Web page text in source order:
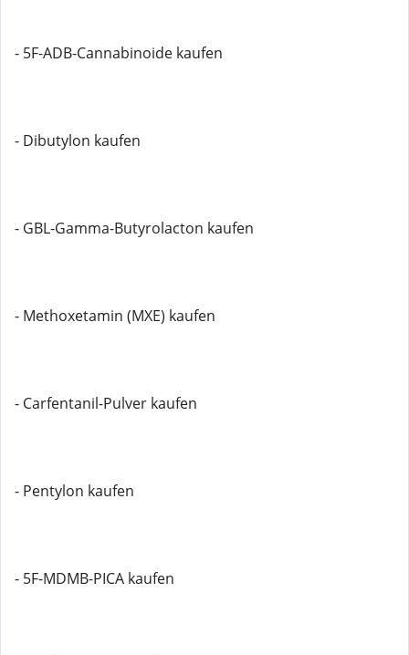
- 5F-ADB-Cannabinoide kaufen
- Dibutylon kaufen
- GBL-Gamma-Butyrolacton kaufen
- Methoxetamin (MXE) kaufen
- Carfentanil-Pulver kaufen
- Pentylon kaufen
- 5F-MDMB-PICA kaufen